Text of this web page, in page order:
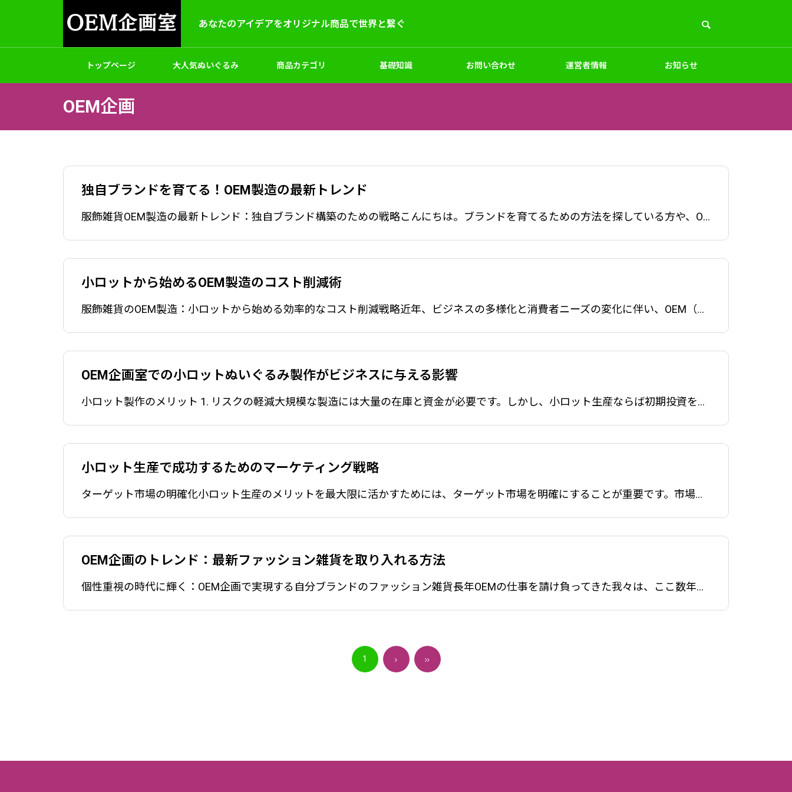
あなたのアイデアをオリジナル商品で世界と繋ぐ
トップページ 大人気ぬいぐるみ 商品カテゴリ 基礎知識 お問い合わせ 運営者情報 お知らせ
アクセサリー
｜小ロット対応・生地からプリン
ト・縫製
2025.09.05
文OK
2025.09.05
ロット対応
枚～
OEM＆ODM サンプル試作 デザイン
パッケージと梱包 マーケティングと企画 商品素材・加工法
検品・アセンブリ 輸出入の知識
OEM企画
独自ブランドを育てる！OEM製造の最新トレンド
服飾雑貨OEM製造の最新トレンド：独自ブランド構築のための戦略こんにちは。ブランドを育てるための方法を探している方や、OEM製造に興味を持っている方に向けて、最新のトレンドをお伝えいたします。私たちOEM企画室は、15年前からノベルティをはじめ様々な商品アイテムを企画制作してきました。その経験か
小ロットから始めるOEM製造のコスト削減術
服飾雑貨のOEM製造：小ロットから始める効率的なコスト削減戦略近年、ビジネスの多様化と消費者ニーズの変化に伴い、OEM（相手先ブランドによる製造）が多くの企業にとって重要なビジネスモデルとなっています。特に服飾雑貨の分野では、OEM製造が品質とコストのバランスを取る上で重要な役割を果たしてい
OEM企画室での小ロットぬいぐるみ製作がビジネスに与える影響
小ロット製作のメリット 1. リスクの軽減大規模な製造には大量の在庫と資金が必要です。しかし、小ロット生産ならば初期投資を抑えつつ、市場の反応を見ながら次のステップを決めることができます。これにより、在庫リスクや資金繰りの不安を軽減することが可能です。 2. オリジナ
小ロット生産で成功するためのマーケティング戦略
ターゲット市場の明確化小ロット生産のメリットを最大限に活かすためには、ターゲット市場を明確にすることが重要です。市場調査を行い、製品に対する需要があるセグメントを特定しましょう。例えば、特定のニッチ市場や地域市場に焦点を当てると、競争力を高めることができます。長年OEMの仕事
OEM企画のトレンド：最新ファッション雑貨を取り入れる方法
個性重視の時代に輝く：OEM企画で実現する自分ブランドのファッション雑貨長年OEMの仕事を請け負ってきた我々は、ここ数年で時代の大きな変化を感じています。「個性」を重視される現代において、高級ブランドよりも魅力的な「自分のブランド」を持つことは大きな価値と財産になります。自分のブランドがあれ
1